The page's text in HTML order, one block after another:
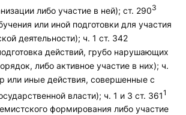
либо участие в ней); ст. 2903
или иной подготовки для участия
деятельности); ч. 1 ст. 342
действий, грубо нарушающих
либо активное участие в них); ч.
или иные действия, совершенные с
власти); ч. 1 и 3 ст. 3611
формирования либо участие